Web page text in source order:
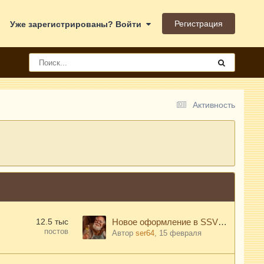
Уже зарегистрированы? Войти Регистрация
Активность
12.5 тыс
постов
Новое оформление в SSVC0059 V2 прошивка 2.2.14
Автор ser64, 15 февраля